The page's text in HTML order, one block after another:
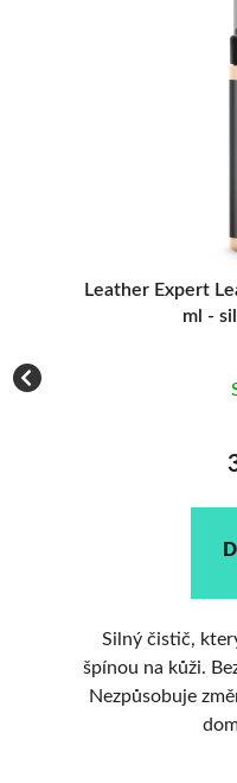
Leather Expert
ml -
Silný čistič,
špínou na kůži. Bez alkoholu a rozpouštědel.
Nezpůsobuje změnu